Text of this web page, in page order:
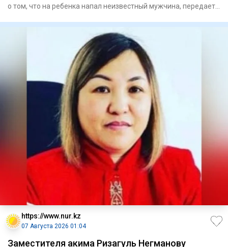
о том, что на ребенка напал неизвестный мужчина, передает
https://www.nur.kz
07 Августа 2026 01:04
Заместителя акима Ризагуль Негманову